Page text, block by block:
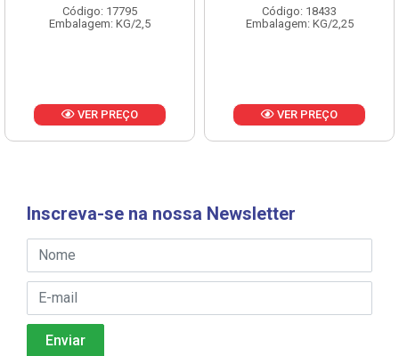
Código: 17795
Embalagem: KG/2,5
VER PREÇO
Código: 18433
Embalagem: KG/2,25
VER PREÇO
Inscreva-se na nossa Newsletter